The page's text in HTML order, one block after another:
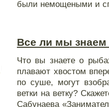
были немощеными и
Все ли мы
Что вы знаете о
плавают хвостом
по суше, могут
ветки на ветку?
Сабунаева